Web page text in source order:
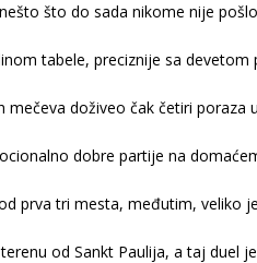
što do sada nikome nije
tabele, preciznije sa devetom
doživeo čak četiri poraza
dobre partije na
prva tri mesta, međutim, veliko
od Sankt Paulija, a taj duel